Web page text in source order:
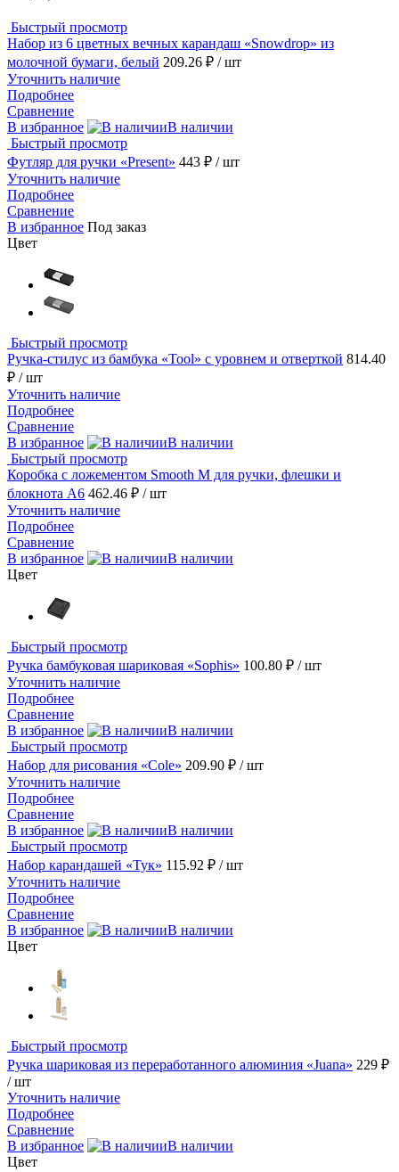
Быстрый просмотр
Набор из 6 цветных вечных карандаш «Snowdrop» из
молочной бумаги, белый 209.26 ₽ / шт
Уточнить наличие
Подробнее
Сравнение
В избранное
В наличии
Быстрый просмотр
Футляр для ручки «Present» 443 ₽ / шт
Уточнить наличие
Подробнее
Сравнение
В избранное Под заказ
Цвет
Быстрый просмотр
Ручка-стилус из бамбука «Tool» с уровнем и отверткой 814.40
₽ / шт
Уточнить наличие
Подробнее
Сравнение
В избранное
В наличии
Быстрый просмотр
Коробка с ложементом Smooth M для ручки, флешки и
блокнота А6 462.46 ₽ / шт
Уточнить наличие
Подробнее
Сравнение
В избранное
В наличии
Цвет
Быстрый просмотр
Ручка бамбуковая шариковая «Sophis» 100.80 ₽ / шт
Уточнить наличие
Подробнее
Сравнение
В избранное
В наличии
Быстрый просмотр
Набор для рисования «Cole» 209.90 ₽ / шт
Уточнить наличие
Подробнее
Сравнение
В избранное
В наличии
Быстрый просмотр
Набор карандашей «Тук» 115.92 ₽ / шт
Уточнить наличие
Подробнее
Сравнение
В избранное
В наличии
Цвет
Быстрый просмотр
Ручка шариковая из переработанного алюминия «Juana» 229 ₽
/ шт
Уточнить наличие
Подробнее
Сравнение
В избранное
В наличии
Цвет